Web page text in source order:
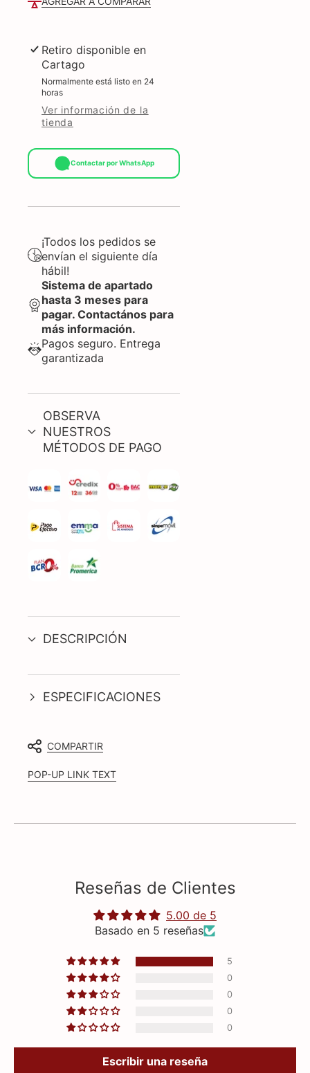
Retiro disponible en
Cartago
Normalmente está listo en 24
horas
Ver información de la
tienda
Contactar por WhatsApp
¡Todos los pedidos se
envían el siguiente día
hábil!
Sistema de apartado
hasta 3 meses para
pagar. Contactános para
más información.
Pagos seguro. Entrega
garantizada
OBSERVA
NUESTROS
MÉTODOS DE PAGO
DESCRIPCIÓN
ESPECIFICACIONES
COMPARTIR
POP-UP LINK TEXT
Reseñas de Clientes
5.00 de 5
Basado en 5 reseñas
5
0
0
0
0
Escribir una reseña